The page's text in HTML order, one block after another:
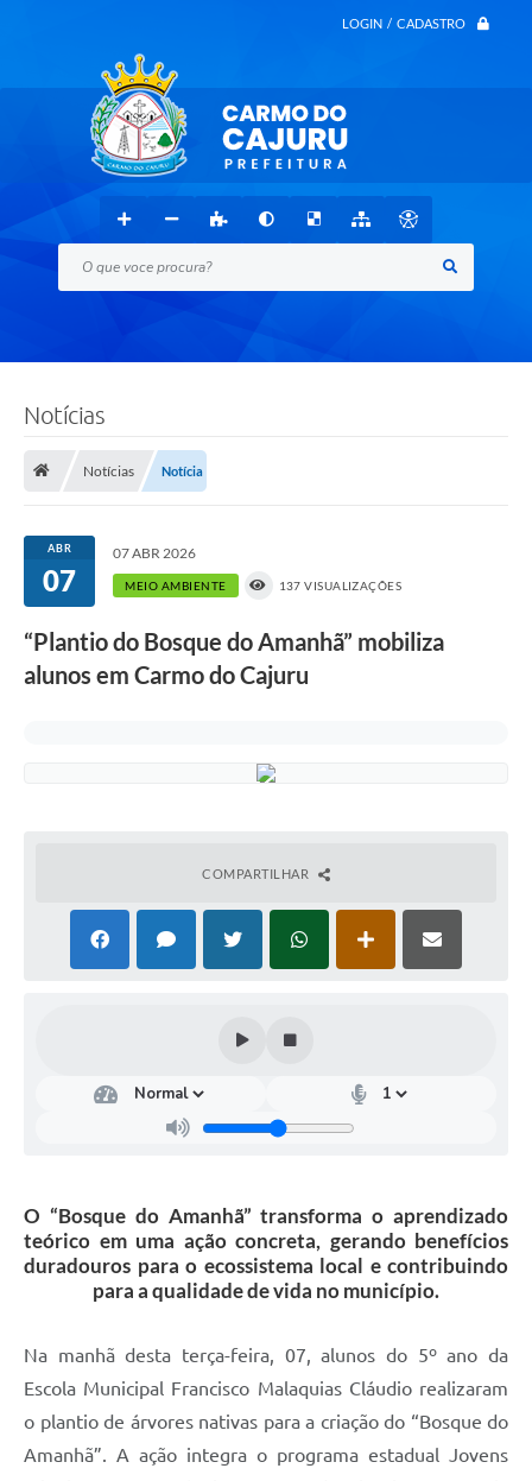
LOGIN / CADASTRO
O que voce procura?
Notícias
Notícias Notícia
ABR
07
07 ABR 2026
MEIO AMBIENTE 137 VISUALIZAÇÕES
“Plantio do Bosque do Amanhã” mobiliza
alunos em Carmo do Cajuru
COMPARTILHAR
O “Bosque do Amanhã” transforma o aprendizado
teórico em uma ação concreta, gerando benefícios
duradouros para o ecossistema local e contribuindo
para a qualidade de vida no município.
Na manhã desta terça-feira, 07, alunos do 5º ano da
Escola Municipal Francisco Malaquias Cláudio realizaram
o plantio de árvores nativas para a criação do “Bosque do
Amanhã”. A ação integra o programa estadual Jovens